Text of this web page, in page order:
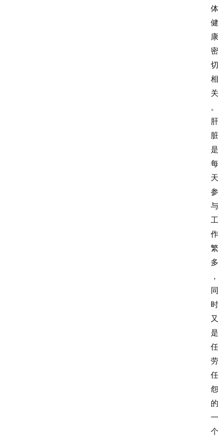
体
健
康
密
切
相
关
。
肝
脏
是
每
天
参
与
工
作
繁
多
，
同
时
又
是
任
劳
任
怨
的
一
个